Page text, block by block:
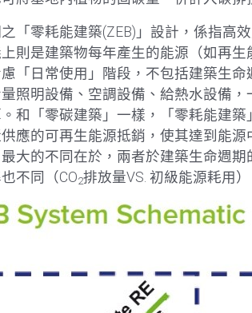
「零耗能建築(ZEB)」設計，係指高
則是建築物每年產生的能源（如再
「日常使用」階段，不包括建築生
照明設備、空調設備、給熱水設備
和「零碳建築」一樣，「零耗能建
應的可再生能源抵銷，使其達到能
最大的不同在於，兩者於建築生命週
不同（CO2排放量VS. 初級能源耗用